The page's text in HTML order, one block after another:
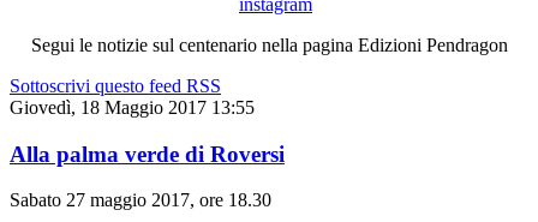
Segui le notizie sul centenario nella pagina Edizioni Pendragon
Sottoscrivi questo feed RSS
Giovedì, 18 Maggio 2017 13:55
Alla palma verde di Roversi
Sabato 27 maggio 2017, ore 18.30